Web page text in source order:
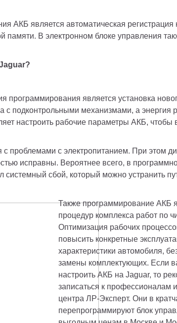
АКБ является автоматическая регистрация
В электронном блоке управления
программирования является установка
с подконтрольными механизмами, а энергия
настроить рабочие параметры АКБ, чтобы
с проблемами с электропитанием. При этом
исправны. Вероятнее всего, в
системный сбой, который можно устранить
Также программирование АКБ
процедур комплекса работ по
Оптимизация рабочих
повысить конкретные
характеристики автомобиля,
замены комплектующих. Если
настроить АКБ на Jaguar, то
записаться к профессионалам
центра ЛР-Эксперт. Они в
перепрограммируют блок